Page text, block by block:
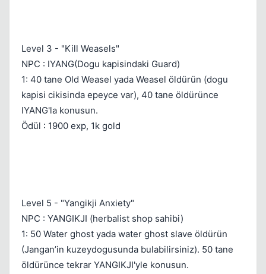
Level 3 - "Kill Weasels"
NPC : IYANG(Dogu kapisindaki Guard)
1: 40 tane Old Weasel yada Weasel öldürün (dogu
kapisi cikisinda epeyce var), 40 tane öldürünce
IYANG'la konusun.
Ödül : 1900 exp, 1k gold
Level 5 - "Yangikji Anxiety"
NPC : YANGIKJI (herbalist shop sahibi)
1: 50 Water ghost yada water ghost slave öldürün
(Jangan’in kuzeydogusunda bulabilirsiniz). 50 tane
öldürünce tekrar YANGIKJI'yle konusun.